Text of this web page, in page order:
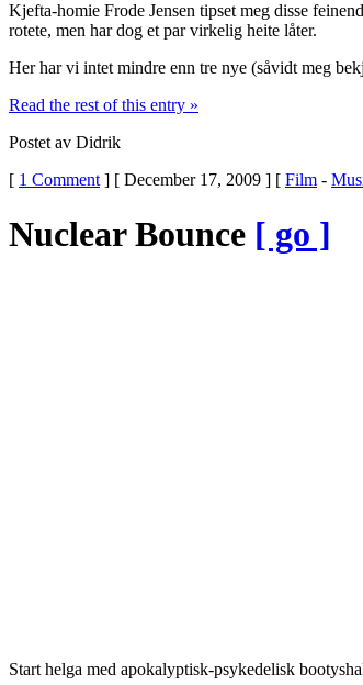
Kjefta-homie Frode Jensen tipset meg disse
rotete, men har dog et par virkelig heite låter.
Her har vi intet mindre enn tre nye (såvidt meg
Read the rest of this entry »
Postet av Didrik
[ 1 Comment ] [ December 17, 2009 ] [ Film -
Nuclear Bounce [ go ]
Start helga med apokalyptisk-psykedelisk